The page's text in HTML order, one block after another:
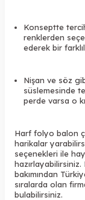
Konseptte
renklerden
ederek bir
Nişan ve söz
süslemesinde
perde varsa o
Harf folyo balon
harikalar
seçenekleri ile
bakımından
sıralarda olan
bulabilirsiniz.